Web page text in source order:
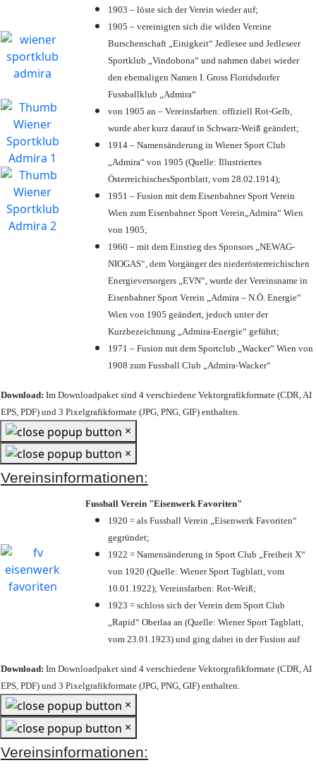
1903 – löste sich der Verein wieder auf;
1905 – vereinigten sich die wilden Vereine
Burschenschaft „Einigkeit“ Jedlesee und Jedleseer
Sportklub „Vindobona“ und nahmen dabei wieder
den ehemaligen Namen I. Gross Floridsdorfer
Fussballklub „Admira“
von 1905 an – Vereinsfarben: offiziell Rot-Gelb,
wurde aber kurz darauf in Schwarz-Weiß geändert;
1914 – Namensänderung in Wiener Sport Club
„Admira“ von 1905 (Quelle: Illustriertes
ÖsterreichischesSportblatt, vom 28.02.1914);
1951 – Fusion mit dem Eisenbahner Sport Verein
Wien zum Eisenbahner Sport Verein„Admira“ Wien
von 1905;
1960 – mit dem Einstieg des Sponsors „NEWAG-
NIOGAS“, dem Vorgänger des niederösterreichischen
Energieversorgers „EVN“, wurde der Vereinsname in
Eisenbahner Sport Verein „Admira – N.Ö. Energie“
Wien von 1905 geändert, jedoch unter der
Kurzbezeichnung „Admira-Energie“ geführt;
1971 – Fusion mit dem Sportclub „Wacker“ Wien von
1908 zum Fussball Club „Admira-Wacker“
Download: Im Downloadpaket sind 4 verschiedene Vektorgrafikformate (CDR, AI
EPS, PDF) und 3 Pixelgrafikformate (JPG, PNG, GIF) enthalten.
×
×
Vereinsinformationen:
Fussball Verein "Eisenwerk Favoriten"
1920 = als Fussball Verein „Eisenwerk Favoriten“
gegründet;
1922 = Namensänderung in Sport Club „Freiheit X“
von 1920 (Quelle: Wiener Sport Tagblatt, vom
10.01.1922); Vereinsfarben: Rot-Weiß;
1923 = schloss sich der Verein dem Sport Club
„Rapid“ Oberlaa an (Quelle: Wiener Sport Tagblatt,
vom 23.01.1923) und ging dabei in der Fusion auf
Download: Im Downloadpaket sind 4 verschiedene Vektorgrafikformate (CDR, AI
EPS, PDF) und 3 Pixelgrafikformate (JPG, PNG, GIF) enthalten.
×
×
Vereinsinformationen: